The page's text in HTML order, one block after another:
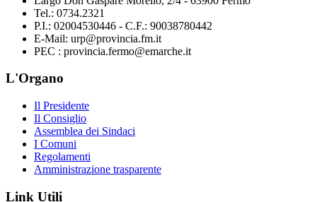
Tel.: 0734.2321
P.I.: 02004530446 - C.F.: 90038780442
E-Mail: urp@provincia.fm.it
PEC : provincia.fermo@emarche.it
L'Organo
Il Presidente
Il Consiglio
Assemblea dei Sindaci
I Comuni
Regolamenti
Amministrazione trasparente
Link Utili